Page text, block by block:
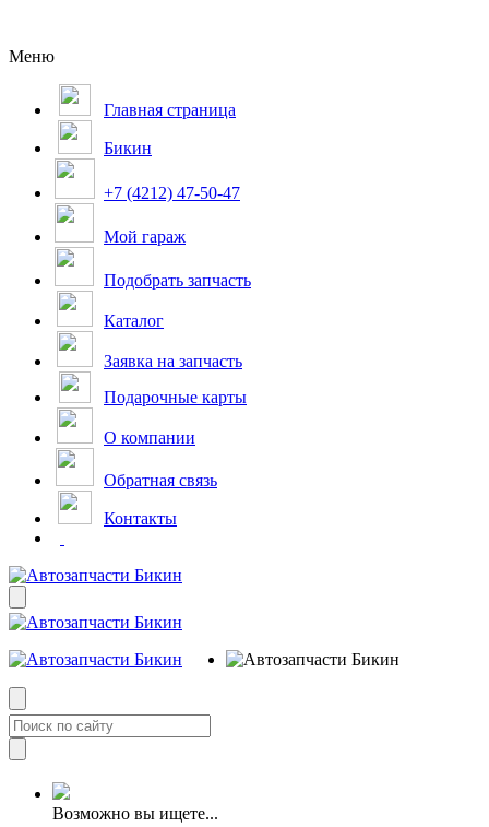
Меню
Главная страница
Бикин
+7 (4212) 47-50-47
Мой гараж
Подобрать запчасть
Каталог
Заявка на запчасть
Подарочные карты
О компании
Обратная связь
Контакты
Возможно вы ищете...